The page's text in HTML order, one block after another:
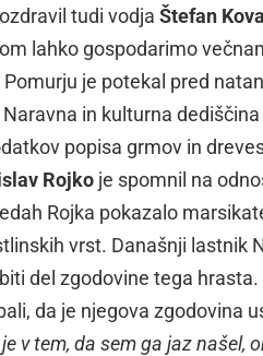
tudi vodja Štefan
lahko gospodarimo
je potekal pred
in kulturna
popisa grmov in
Rojko je spomnil na
Rojka pokazalo
vrst. Današnji lastnik
del zgodovine tega
da je njegova zgodovina
v tem, da sem ga jaz našel,